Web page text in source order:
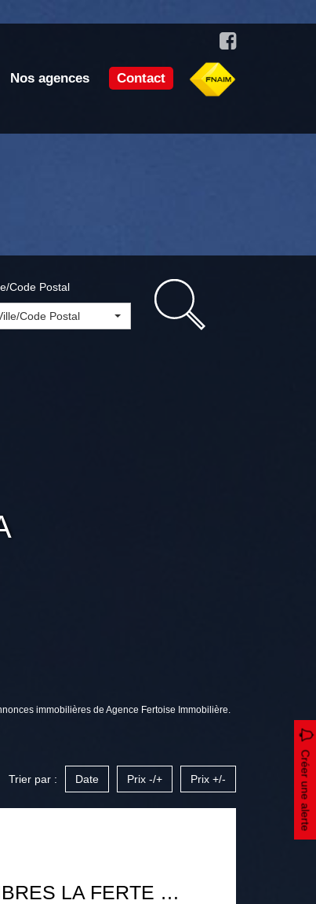
Nos agences Contact
Code Postal
Code Postal
immobilières de Agence Fertoise Immobilière.
Créer une alerte
Trier par : Date Prix -/+ Prix +/-
MAISON 4 CHAMBRES LA FERTE BERNARD